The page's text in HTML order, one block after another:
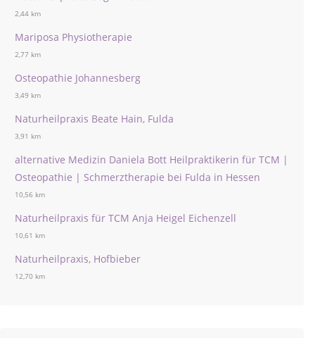
2,44 km
Mariposa Physiotherapie
2,77 km
Osteopathie Johannesberg
3,49 km
Naturheilpraxis Beate Hain, Fulda
3,91 km
alternative Medizin Daniela Bott Heilpraktikerin für TCM |
Osteopathie | Schmerztherapie bei Fulda in Hessen
10,56 km
Naturheilpraxis für TCM Anja Heigel Eichenzell
10,61 km
Naturheilpraxis, Hofbieber
12,70 km